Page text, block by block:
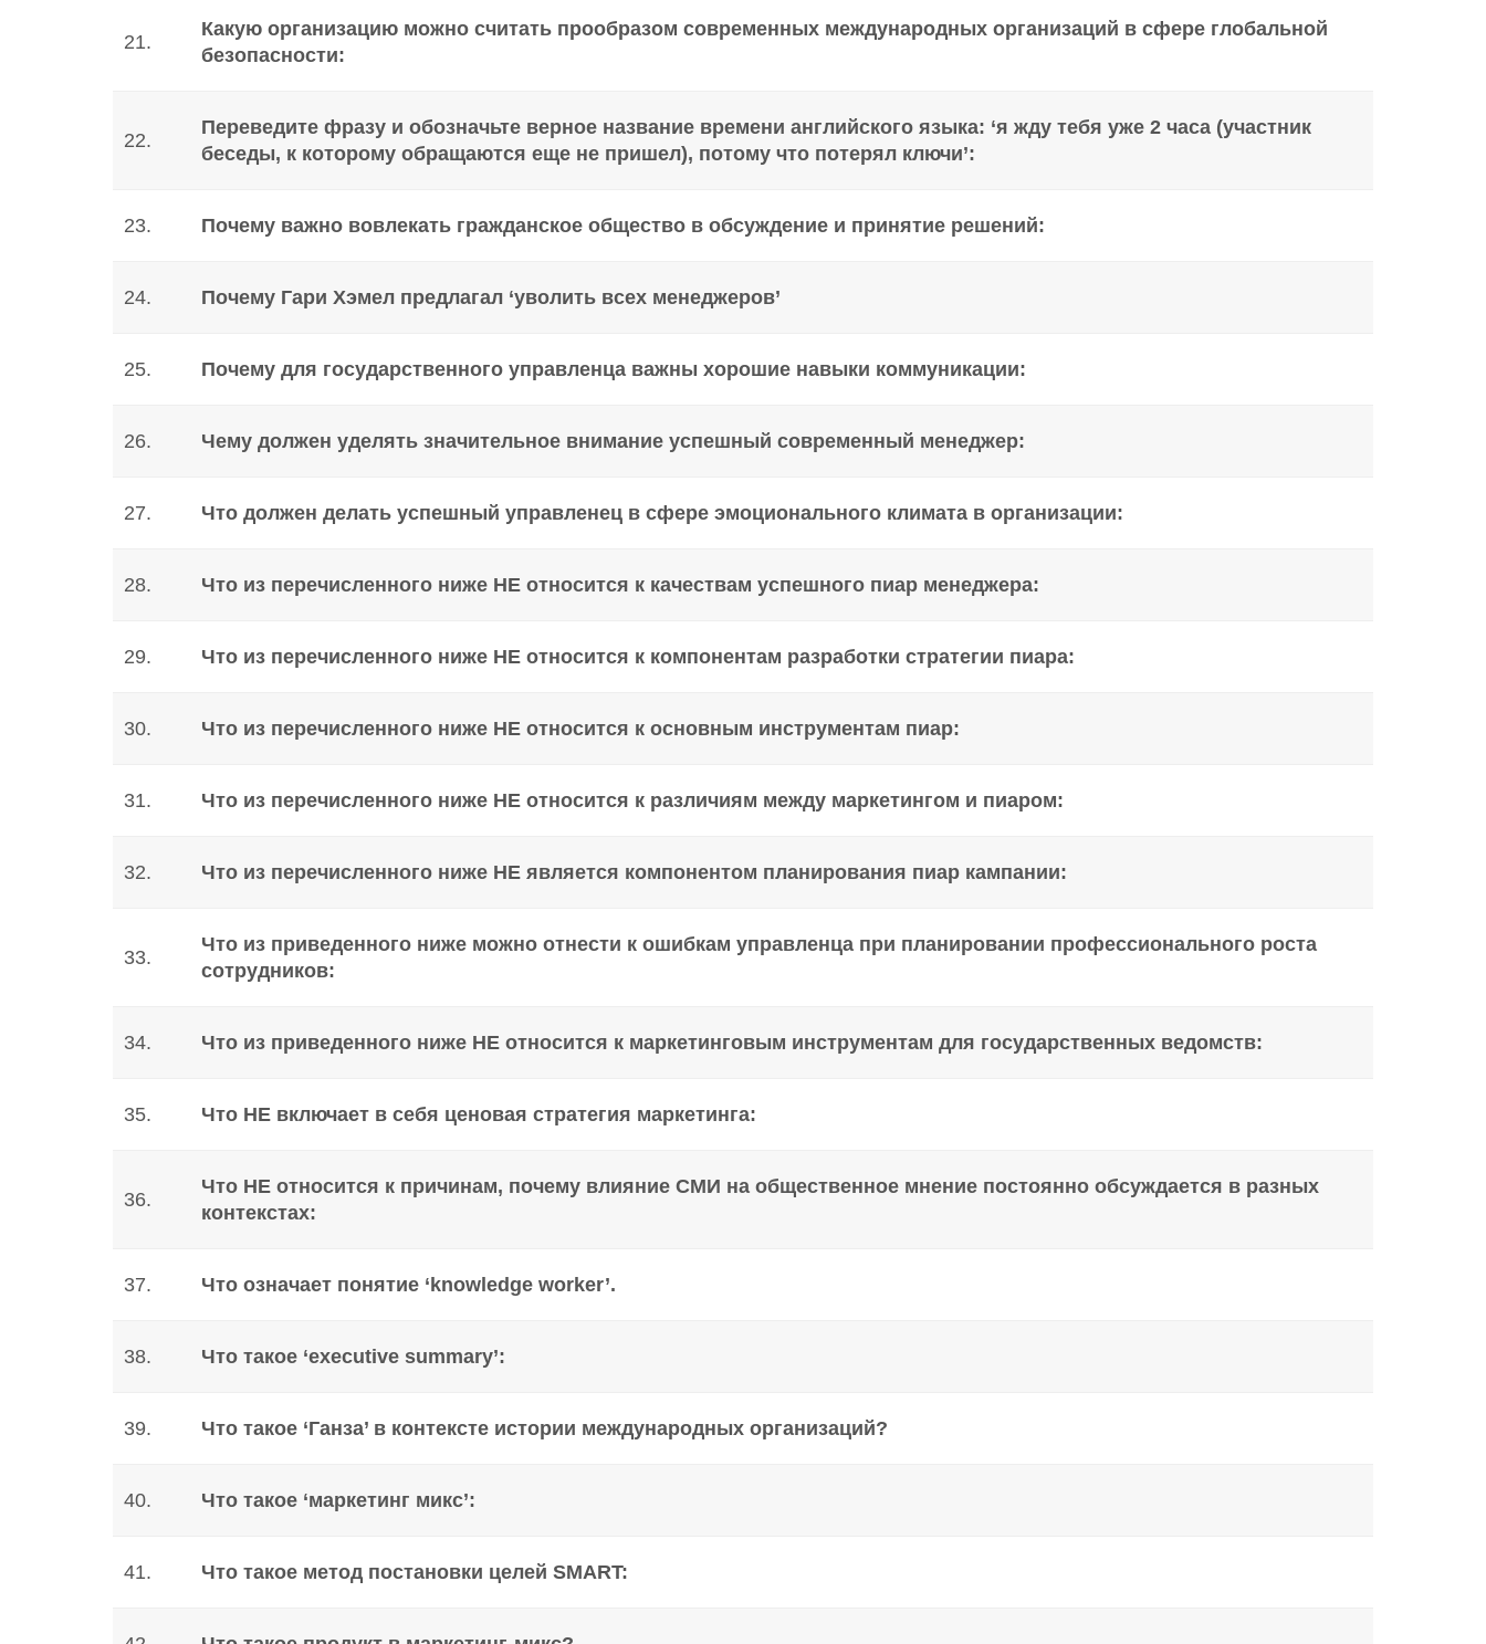
21.
Какую организацию можно считать прообразом современных международных организаций в сфере глобальной
безопасности:
22.
Переведите фразу и обозначьте верное название времени английского языка: ‘я жду тебя уже 2 часа (участник
беседы, к которому обращаются еще не пришел), потому что потерял ключи’:
23. Почему важно вовлекать гражданское общество в обсуждение и принятие решений:
24. Почему Гари Хэмел предлагал ‘уволить всех менеджеров’
25. Почему для государственного управленца важны хорошие навыки коммуникации:
26. Чему должен уделять значительное внимание успешный современный менеджер:
27. Что должен делать успешный управленец в сфере эмоционального климата в организации:
28. Что из перечисленного ниже НЕ относится к качествам успешного пиар менеджера:
29. Что из перечисленного ниже НЕ относится к компонентам разработки стратегии пиара:
30. Что из перечисленного ниже НЕ относится к основным инструментам пиар:
31. Что из перечисленного ниже НЕ относится к различиям между маркетингом и пиаром:
32. Что из перечисленного ниже НЕ является компонентом планирования пиар кампании:
33.
Что из приведенного ниже можно отнести к ошибкам управленца при планировании профессионального роста
сотрудников:
34. Что из приведенного ниже НЕ относится к маркетинговым инструментам для государственных ведомств:
35. Что НЕ включает в себя ценовая стратегия маркетинга:
36.
Что НЕ относится к причинам, почему влияние СМИ на общественное мнение постоянно обсуждается в разных
контекстах:
37. Что означает понятие ‘knowledge worker’.
38. Что такое ‘executive summary’:
39. Что такое ‘Ганза’ в контексте истории международных организаций?
40. Что такое ‘маркетинг микс’:
41. Что такое метод постановки целей SMART: